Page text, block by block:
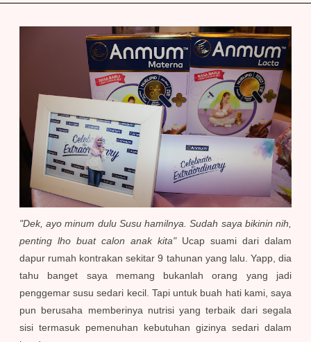
"Dek, ayo minum dulu Susu hamilnya. Sudah saya bikinin nih,
penting lho buat calon anak kita"Ucap suami dari dalam
dapur rumah kontrakan sekitar 9 tahunan yang lalu. Yapp, dia
tahu banget saya memang bukanlah orang yang jadi
penggemar susu sedari kecil. Tapi untuk buah hati kami, saya
pun berusaha memberinya nutrisi yang terbaik dari segala
sisi termasuk pemenuhan kebutuhan gizinya sedari dalam